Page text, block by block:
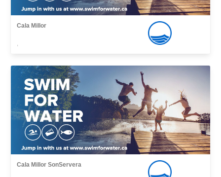
Cala Millor
,
Cala Millor SonServera